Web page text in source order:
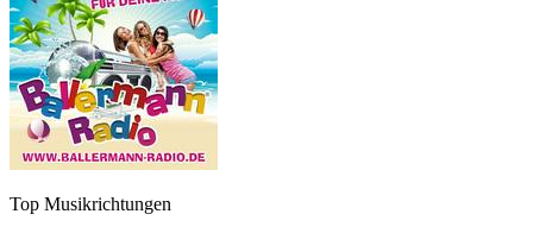
Top Musikrichtungen